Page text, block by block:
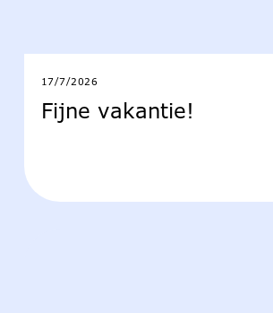
17/7/2026
Fijne vakantie!